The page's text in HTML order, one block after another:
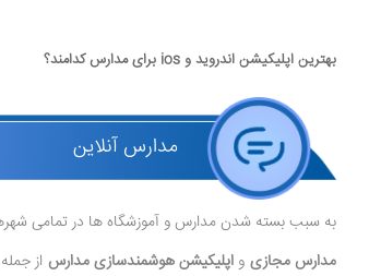
بهترین اپلیکیشن اندروید و ios برای مدارس کدامند؟
مدارس آنلاین
به سبب بسته شدن مدارس و آموزشگاه ها در تمامی
مدارس مجازی و اپلیکیشن هوشمندسازی مدارس از